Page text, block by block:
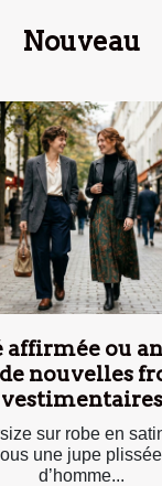
Nouveau
affirmée ou
nouvelles
vestimentaires
sur robe en
une jupe
d’homme...